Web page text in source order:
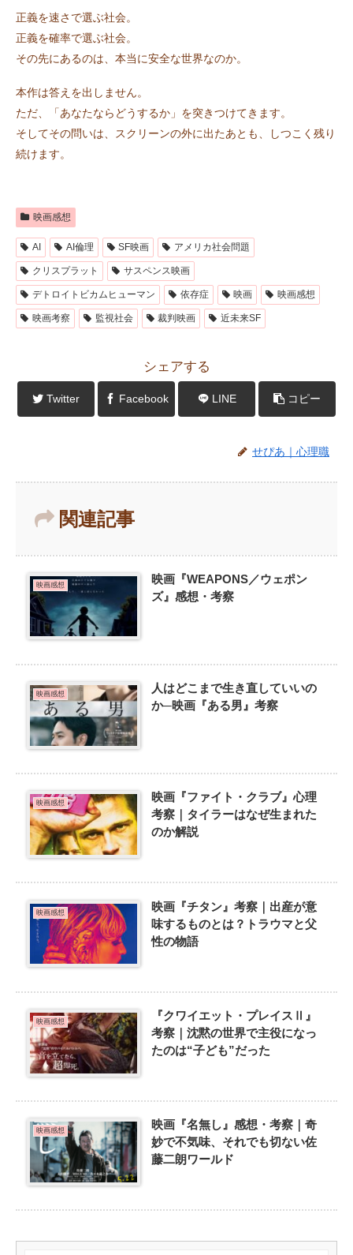
正義を速さで選ぶ社会。
正義を確率で選ぶ社会。
その先にあるのは、本当に安全な世界なのか。
本作は答えを出しません。
ただ、「あなたならどうするか」を突きつけてきます。
そしてその問いは、スクリーンの外に出たあとも、しつこく残り
続けます。
映画感想
AI AI倫理 SF映画 アメリカ社会問題
クリスプラット サスペンス映画
デトロイトビカムヒューマン 依存症 映画 映画感想
映画考察 監視社会 裁判映画 近未来SF
シェアする
Twitter Facebook LINE コピー
せぴあ｜心理職
関連記事
映画感想
映画『WEAPONS／ウェポン
ズ』感想・考察
映画感想
人はどこまで生き直していいの
か─映画『ある男』考察
映画感想
映画『ファイト・クラブ』心理
考察｜タイラーはなぜ生まれた
のか解説
映画感想
映画『チタン』考察｜出産が意
味するものとは？トラウマと父
性の物語
映画感想
『クワイエット・プレイスⅡ』
考察｜沈黙の世界で主役になっ
たのは“子ども”だった
映画感想
映画『名無し』感想・考察｜奇
妙で不気味、それでも切ない佐
藤二朗ワールド